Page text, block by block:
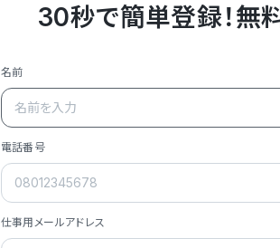
**Yoom株式会社は、ビジネ
API・RPA・OCRなどの技術
作業やデスクワークを自動
- **主力プロダクト「Yoom
メール対応、請求書処理
- **実績**: 国内利用社数
- **強み**: すべての自動化
30秒で簡単登録！無
名前
電話番号
仕事用メールアドレス